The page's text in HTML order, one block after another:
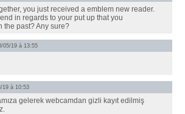
you just received a emblem new reader.
in regards to your put up that you
the past? Any sure?
05/19 à 13:55
19 à 10:53
gelerek webcamdan gizli kayıt edilmiş